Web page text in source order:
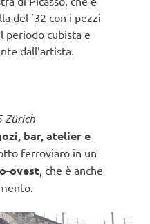
del ’32 con i pezzi
periodo cubista e
dall’artista.
Zürich
bar, atelier e
ferroviaro in un
ovest , che è anche